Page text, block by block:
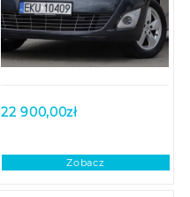
22 900,00zł
Zobacz